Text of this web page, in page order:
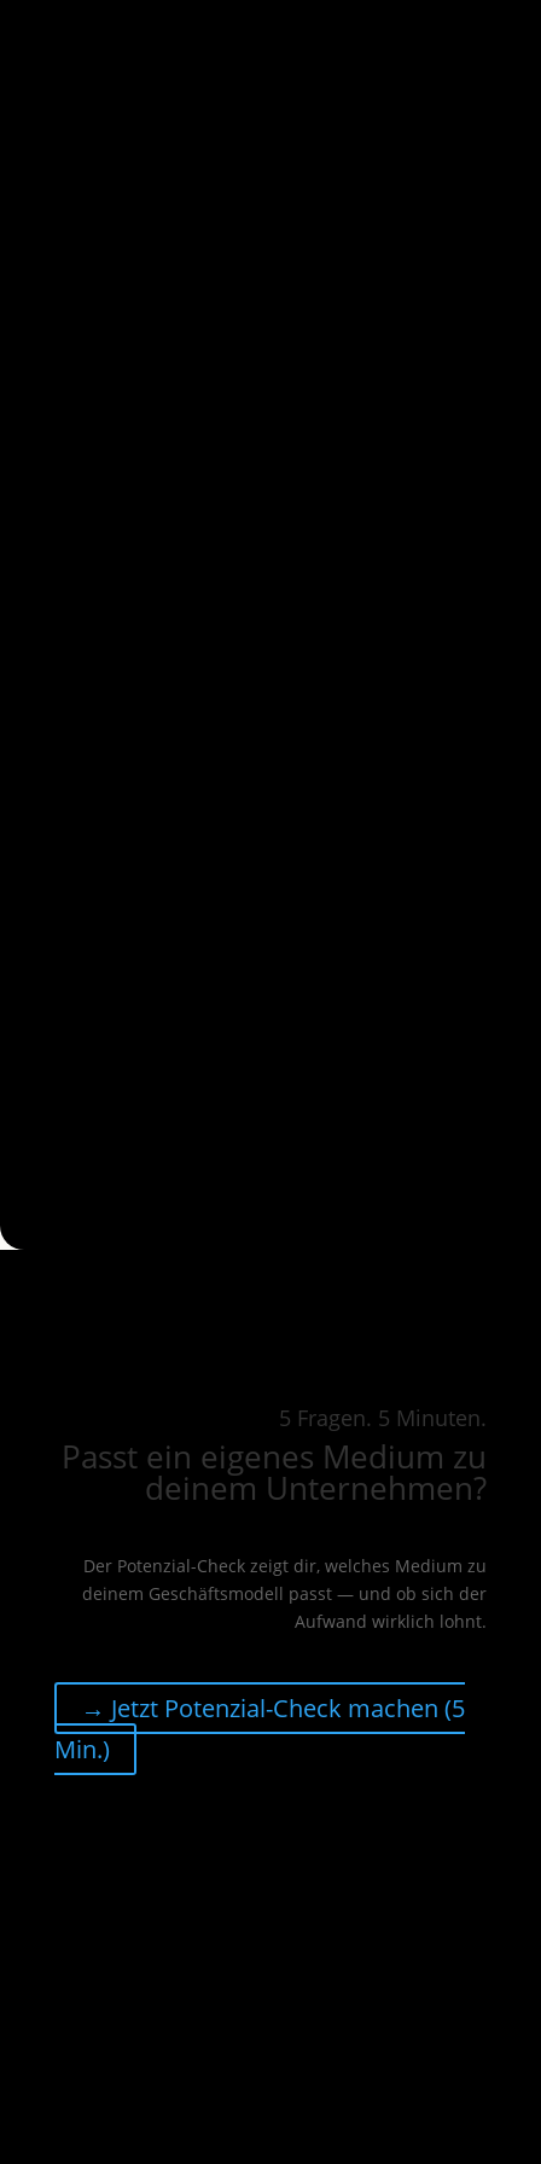
5 Fragen. 5 Minuten.
Passt ein eigenes Medium zu
deinem Unternehmen?
Der Potenzial-Check zeigt dir, welches Medium zu
deinem Geschäftsmodell passt — und ob sich der
Aufwand wirklich lohnt.
→ Jetzt Potenzial-Check machen (5
Min.)